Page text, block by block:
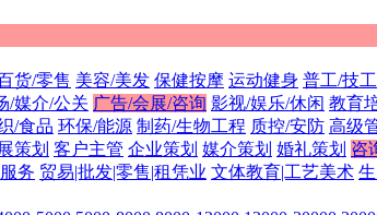
货/零售 美容/美发 保健按摩 运动健身 普工/技工
/媒介/公关 广告/会展/咨询 影视/娱乐/休闲 教育
/食品 环保/能源 制药/生物工程 质控/安防 高级
策划 客户主管 企业策划 媒介策划 婚礼策划 咨
务 贸易|批发|零售|租凭业 文体教育|工艺美术